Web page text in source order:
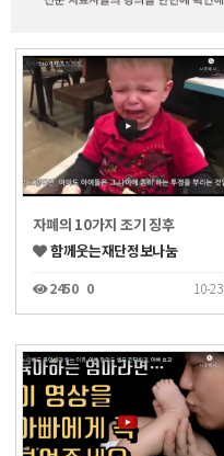
자폐의 10가지 조기 징후
함께웃는재단정보나눔
2450 0 10-23